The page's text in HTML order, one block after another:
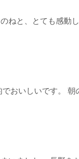
ねと、とても感動し
おいしいです。 朝